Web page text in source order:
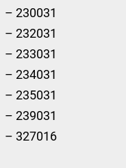
– 230031
– 232031
– 233031
– 234031
– 235031
– 239031
– 327016